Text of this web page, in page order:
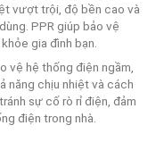
vượt trội, độ bền cao và
PPR giúp bảo vệ
gia đình bạn.
vệ hệ thống điện ngầm,
năng chịu nhiệt và cách
sự cố rò rỉ điện, đảm
điện trong nhà.